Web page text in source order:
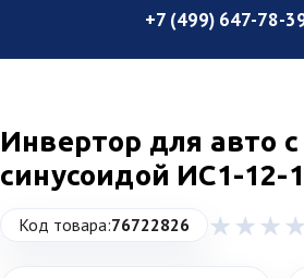
+7 (499) 647-78-
Инвертор для авто с
синусоидой ИС1-12-
Код товара:76722826